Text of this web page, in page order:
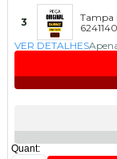
3
Tampa
VER DETALHES
Quant: